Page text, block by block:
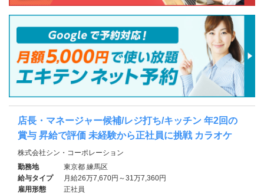
店長・マネージャー候補/レジ打ち/キッチン 年2回の
賞与 昇給で評価 未経験から正社員に挑戦 カラオケ
株式会社シン・コーポレーション
勤務地
東京都 練馬区
給与タイプ
月給26万7,670円～31万7,360円
雇用形態
正社員